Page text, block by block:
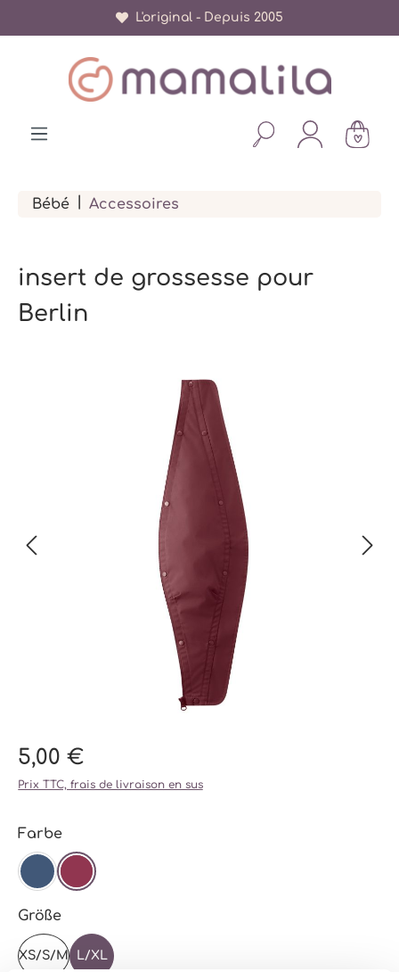
L'original - Depuis 2005
Bébé Accessoires
insert de grossesse pour
Berlin
5,00 €
Prix TTC, frais de livraison en sus
Sélectionnez
Farbe
NAVY BEERE
Sélectionnez
Größe
XS/S/M L/XL